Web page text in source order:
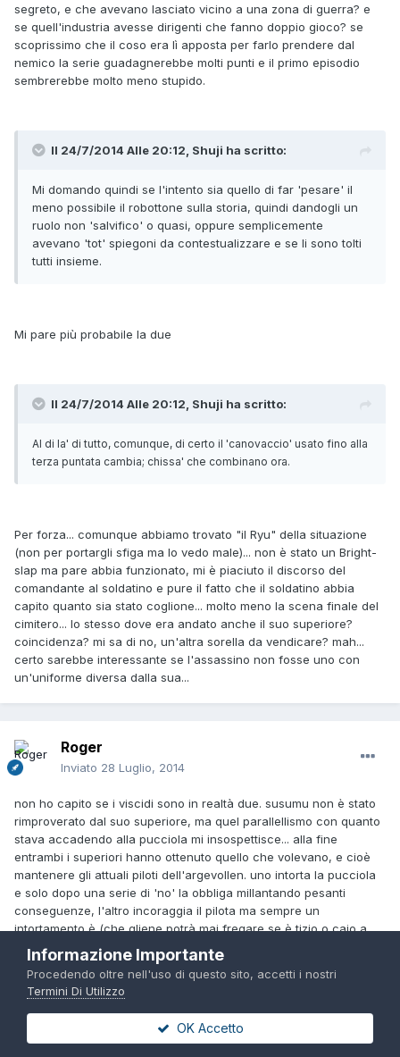
segreto, e che avevano lasciato vicino a una zona di guerra? e
se quell'industria avesse dirigenti che fanno doppio gioco? se
scoprissimo che il coso era lì apposta per farlo prendere dal
nemico la serie guadagnerebbe molti punti e il primo episodio
sembrerebbe molto meno stupido.
Il 24/7/2014 Alle 20:12, Shuji ha scritto:
Mi domando quindi se l'intento sia quello di far 'pesare' il
meno possibile il robottone sulla storia, quindi dandogli un
ruolo non 'salvifico' o quasi, oppure semplicemente
avevano 'tot' spiegoni da contestualizzare e se li sono tolti
tutti insieme.
Mi pare più probabile la due
Il 24/7/2014 Alle 20:12, Shuji ha scritto:
Al di la' di tutto, comunque, di certo il 'canovaccio' usato fino alla
terza puntata cambia; chissa' che combinano ora.
Per forza... comunque abbiamo trovato "il Ryu" della situazione
(non per portargli sfiga ma lo vedo male)... non è stato un Bright-
slap ma pare abbia funzionato, mi è piaciuto il discorso del
comandante al soldatino e pure il fatto che il soldatino abbia
capito quanto sia stato coglione... molto meno la scena finale del
cimitero... lo stesso dove era andato anche il suo superiore?
coincidenza? mi sa di no, un'altra sorella da vendicare? mah...
certo sarebbe interessante se l'assassino non fosse uno con
un'uniforme diversa dalla sua...
Roger
Inviato 28 Luglio, 2014
non ho capito se i viscidi sono in realtà due. susumu non è stato
rimproverato dal suo superiore, ma quel parallellismo con quanto
stava accadendo alla pucciola mi insospettisce... alla fine
entrambi i superiori hanno ottenuto quello che volevano, e cioè
mantenere gli attuali piloti dell'argevollen. uno intorta la pucciola
e solo dopo una serie di 'no' la obbliga millantando pesanti
conseguenze, l'altro incoraggia il pilota ma sempre un
intortamento è (che gliene potrà mai fregare se è tizio o caio a
pilotare il robottone? e gli giustifica pure i sentimenti per aver
fatto di testa propria mettendo a rischio il gruppo... quando
ovviamente tutti, ache i compagni di squadra, logicamente
pensano abbia fatto una cacchiata per la quale si deve scusare
e di non ripeterlo se ci tiene alla pellaccia lol).
quindi non saranno due modi di ottenere lo stesso risultato?
Informazione Importante
Procedendo oltre nell'uso di questo sito, accetti i nostri
Termini Di Utilizzo
OK Accetto